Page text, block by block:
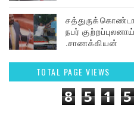
நபர்
.சாணக்கியன்
TOTAL PAGE VIEWS
8 5 1 5